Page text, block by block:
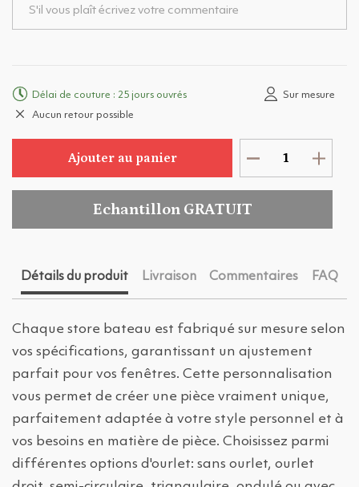
Délai de couture : 25 jours ouvrés
Sur mesure
Aucun retour possible
Ajouter au panier
Echantillon GRATUIT
Détails du produit Livraison Commentaires FAQ
Chaque store bateau est fabriqué sur mesure selon
vos spécifications, garantissant un ajustement
parfait pour vos fenêtres. Cette personnalisation
vous permet de créer une pièce vraiment unique,
parfaitement adaptée à votre style personnel et à
vos besoins en matière de pièce. Choisissez parmi
différentes options d'ourlet: sans ourlet, ourlet